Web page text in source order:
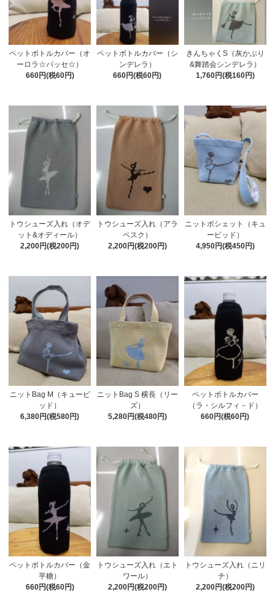
ペットボトルカバー（オ
ーロラ☆パッセ☆）
660円(税60円)
ペットボトルカバー（シ
ンデレラ）
660円(税60円)
きんちゃくS（灰かぶり
&舞踏会シンデレラ）
1,760円(税160円)
トウシューズ入れ（オデ
ット&オディール）
2,200円(税200円)
トウシューズ入れ（アラ
ベスク）
2,200円(税200円)
ニットポシェット（キュ
ーピッド）
4,950円(税450円)
ニットBag M（キューピ
ッド）
6,380円(税580円)
ニットBag S 横長（リー
ズ）
5,280円(税480円)
ペットボトルカバー
（ラ・シルフィ－ド）
660円(税60円)
ペットボトルカバー（金
平糖）
660円(税60円)
トウシューズ入れ（エト
ワール）
2,200円(税200円)
トウシューズ入れ（ニリ
チ）
2,200円(税200円)